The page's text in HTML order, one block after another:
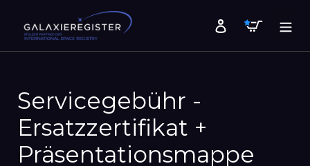
zum
Inhalt
Einloggen
Servicegebühr -
Ersatzzertifikat +
Präsentationsmappe